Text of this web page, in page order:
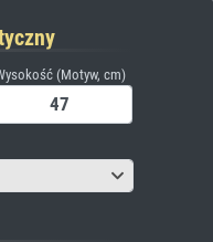
(Motyw, cm)